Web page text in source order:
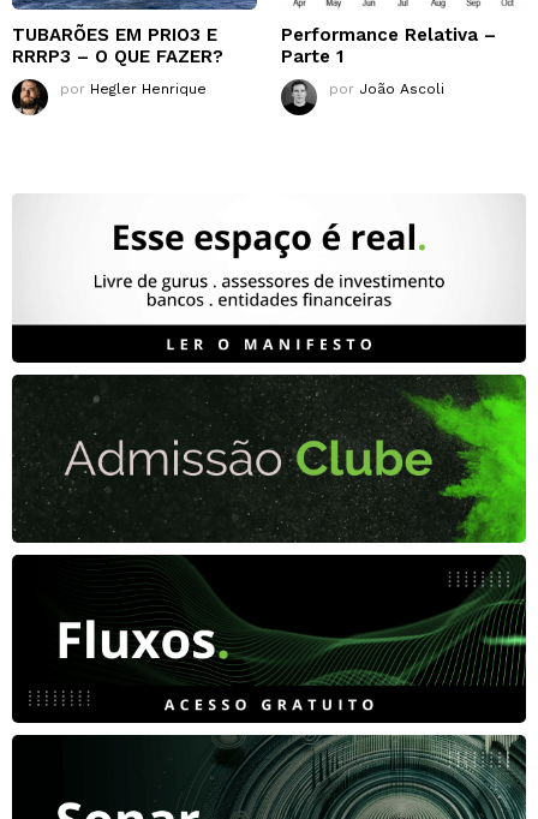
TUBARÕES EM PRIO3 E
RRRP3 – O QUE FAZER?
por Hegler Henrique
Performance Relativa –
Parte 1
por João Ascoli